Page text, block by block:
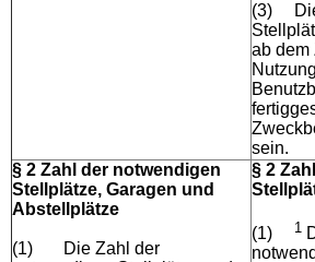
(3)
ab dem
sein.
§ 2 Zahl der notwendigen
Stellplätze, Garagen und
Abstellplätze
(1)
Die Zahl der
§ 2
(1) 1